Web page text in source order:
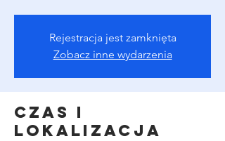
Rejestracja jest zamknięta
Zobacz inne wydarzenia
Czas i
lokalizacja